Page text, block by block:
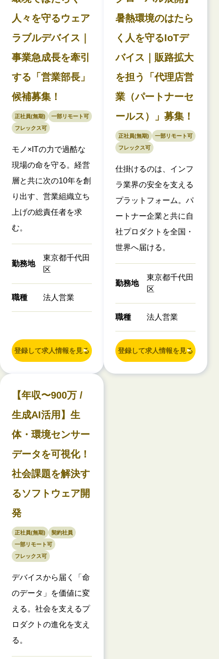
人々を守るウェア
ラブルデバイス｜
事業急成長を牽引
する「営業部長」
候補募集！
正社員(無期)
一部リモート可
フレックス可
モノ×ITの力で過酷な
現場の命を守る。経営
層と共に次の10年を創
り出す、営業組織立ち
上げの総責任者を求
む。
勤務地
東京都千代田
区
職種 法人営業
登録して求人情報を見る
暑熱環境のはたら
く人を守るIoTデ
バイス｜販路拡大
を担う「代理店営
業（パートナーセ
ールス）」募集！
正社員(無期)
一部リモート可
フレックス可
仕掛けるのは、インフ
ラ業界の安全を支える
プラットフォーム。パ
ートナー企業と共に自
社プロダクトを全国・
世界へ届ける。
勤務地
東京都千代田
区
職種 法人営業
登録して求人情報を見る
【年収〜900万 /
生成AI活用】生
体・環境センサー
データを可視化！
社会課題を解決す
るソフトウェア開
発
正社員(無期)
契約社員
一部リモート可
フレックス可
デバイスから届く「命
のデータ」を価値に変
える。社会を支えるプ
ロダクトの進化を支え
る。